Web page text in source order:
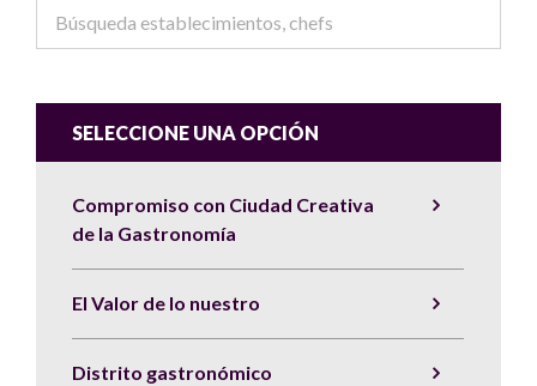
SELECCIONE UNA OPCIÓN
Compromiso con Ciudad Creativa
de la Gastronomía
El Valor de lo nuestro
Distrito gastronómico